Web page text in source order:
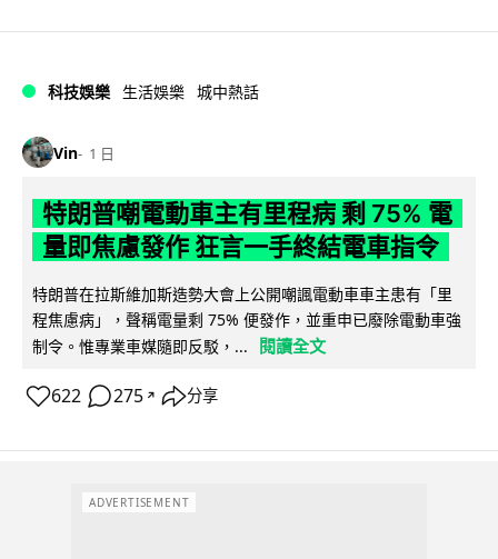
科技娛樂 生活娛樂 城中熱話
Vin 1 日
特朗普嘲電動車主有里程病 剩 75% 電
量即焦慮發作 狂言一手終結電車指令
特朗普在拉斯維加斯造勢大會上公開嘲諷電動車車主患有「里
程焦慮病」，聲稱電量剩 75% 便發作，並重申已廢除電動車強
制令。惟專業車媒隨即反駁，...
閱讀全文
622 275 ↗ 分享
ADVERTISEMENT